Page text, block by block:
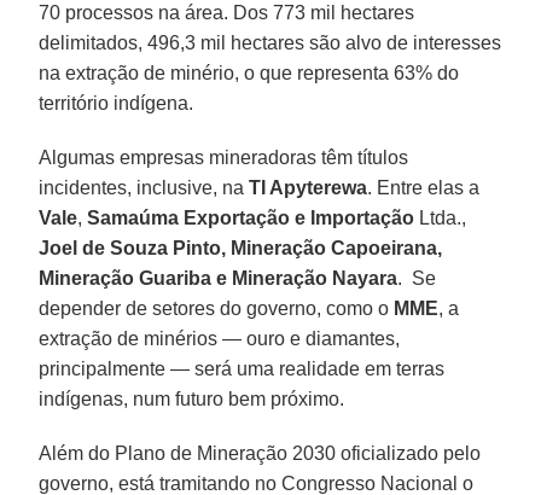
70 processos na área. Dos 773 mil hectares
delimitados, 496,3 mil hectares são alvo de interesses
na extração de minério, o que representa 63% do
território indígena.
Algumas empresas mineradoras têm títulos
incidentes, inclusive, naTI Apyterewa. Entre elas a
Vale,Samaúma Exportação e Importação Ltda.,
Joel de Souza Pinto, Mineração Capoeirana,
Mineração Guariba e Mineração Nayara. Se
depender de setores do governo, como o MME, a
extração de minérios — ouro e diamantes,
principalmente — será uma realidade em terras
indígenas, num futuro bem próximo.
Além do Plano de Mineração 2030 oficializado pelo
governo, está tramitando no Congresso Nacional o